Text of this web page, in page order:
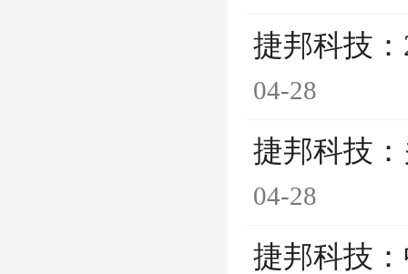
捷邦科技
04-28
捷邦科技
04-28
捷邦科技